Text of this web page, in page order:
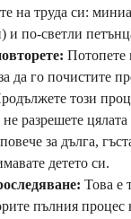
на труда си:
и по-светли
Потопете
да го почистите
този
разрешете
за дълга,
детето си.
Това е
пълния процес